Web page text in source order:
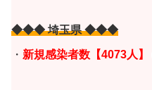
◆◆◆ 埼玉県 ◆◆◆
・ 新規感染者数【4073人】